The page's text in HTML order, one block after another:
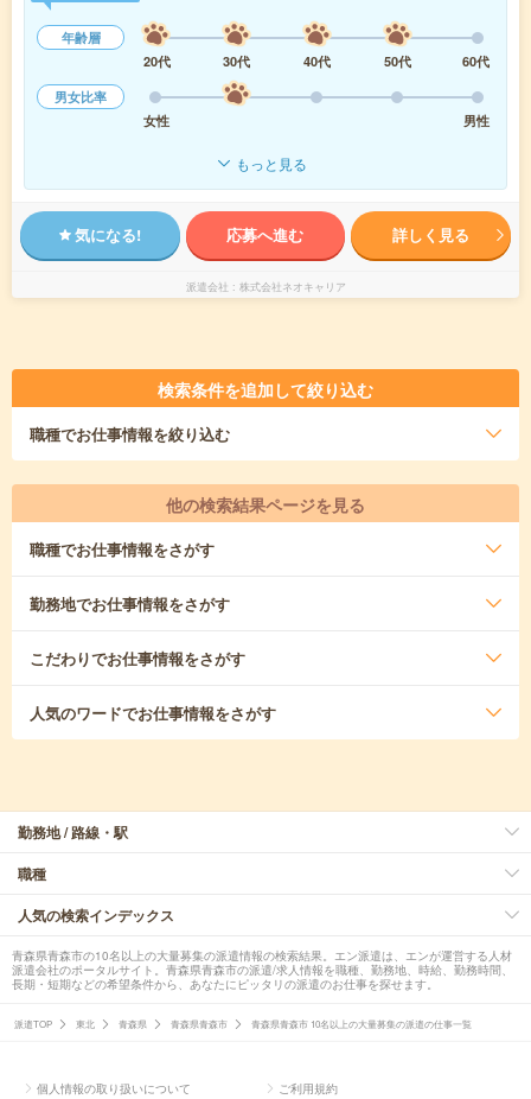
年齢層
20代
30代 40代 50代
60代
男女比率
女性
男性
もっと見る
気になる! 応募へ進む 詳しく見る
派遣会社 株式会社ネオキャリア
検索条件を追加して絞り込む
職種でお仕事情報を絞り込む
他の検索結果ページを見る
職種でお仕事情報をさがす
勤務地でお仕事情報をさがす
こだわりでお仕事情報をさがす
人気のワードでお仕事情報をさがす
勤務地 / 路線・駅
職種
人気の検索インデックス
青森県青森市の10名以上の大量募集の派遣情報の検索結果。エン派遣は、エンが運営する人材
派遣会社のポータルサイト。青森県青森市の派遣/求人情報を職種、勤務地、時給、勤務時間、
長期・短期などの希望条件から、あなたにピッタリの派遣のお仕事を探せます。
派遣TOP 東北 青森県 青森県青森市 青森県青森市 10名以上の大量募集の派遣の仕事一覧
個人情報の取り扱いについて ご利用規約